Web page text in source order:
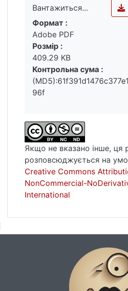
Жолдака, О. Ілічевського, О. Ірванця,
Марусі Клімової, І.
Петрушевської, В. Портяка, В. Пелевіна, А.
Санченка, О. Снєгірьова, Г.
Яркевича та ін.)
Вантажиться...
Вантажиться...
Формат :
Adobe PDF
Розмір :
409.29 KB
Контрольна сума :
96f
Якщо не вказано інше, ця
розповсюджується на
Creative Commons
NonCommercial-
International